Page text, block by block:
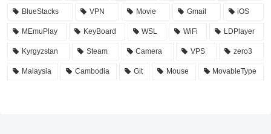
BlueStacks VPN Movie Gmail iOS
MEmuPlay KeyBoard WSL WiFi LDPlayer
Kyrgyzstan Steam Camera VPS zero3
Malaysia Cambodia Git Mouse MovableType